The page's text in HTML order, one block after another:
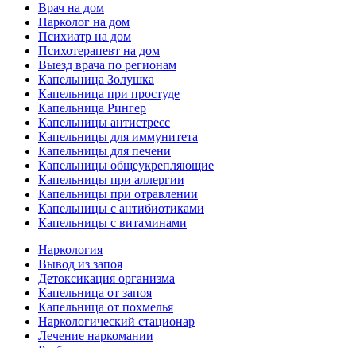
Врач на дом
Нарколог на дом
Психиатр на дом
Психотерапевт на дом
Выезд врача по регионам
Капельница Золушка
Капельница при простуде
Капельница Рингер
Капельницы антистресс
Капельницы для иммунитета
Капельницы для печени
Капельницы общеукрепляющие
Капельницы при аллергии
Капельницы при отравлении
Капельницы с антибиотиками
Капельницы с витаминами
Наркология
Вывод из запоя
Детоксикация организма
Капельница от запоя
Капельница от похмелья
Наркологический стационар
Лечение наркомании